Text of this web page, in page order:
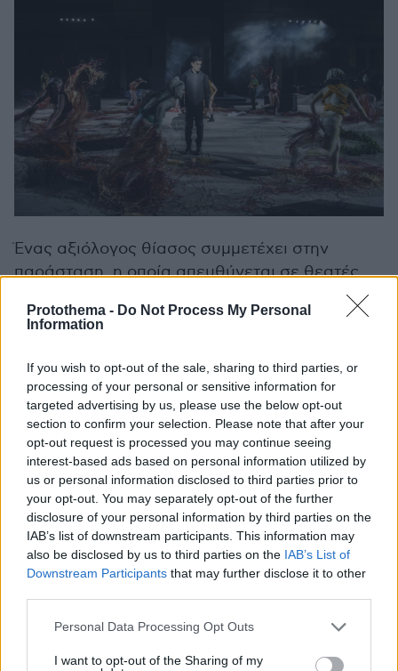
Protothema - Do Not Process My Personal
Information
If you wish to opt-out of the sale, sharing to third parties, or
processing of your personal or sensitive information for
targeted advertising by us, please use the below opt-out
section to confirm your selection. Please note that after your
opt-out request is processed you may continue seeing
interest-based ads based on personal information utilized by
us or personal information disclosed to third parties prior to
your opt-out. You may separately opt-out of the further
disclosure of your personal information by third parties on the
IAB’s list of downstream participants. This information may
also be disclosed by us to third parties on the IAB’s List of
Downstream Participants that may further disclose it to other
Please note that this website/app uses one or more Google
not limited to your visit or usage behaviour. You may click to
Personal Data Processing Opt Outs
I want to opt-out of the Sharing of my
Ένας αξιόλογος θίασος συμμετέχει στην
παράσταση, η οποία απευθύνεται σε θεατές
άνω των 15 ετών, αποτελούμενους από τους
Κωνσταντίνο Αβαρικιώτη(Διόνυσος), Μαριάννα
Καλτσίκη (Αγαύη), Θέμη
Πάνου (Κάδμος),Αργύρη
Πανταζάρα(Πενθέας), Γιάννη
Κόραβος, Διονύση Πιφέα και Φώτη
Στρατηγό (Αγγελιαφόροι).
Ειδήσεις σήμερα:
Ντόναλντ Τραμπ: Ο ανιψιός του, Φρεντ,
στηρίζει Κάμαλα Χάρις και λέει πως «κάθε
οικογένεια έχει έναν τρελό θείο»
εγκατέλειψε το ρινγκ στα 46'' του αγώνα της με